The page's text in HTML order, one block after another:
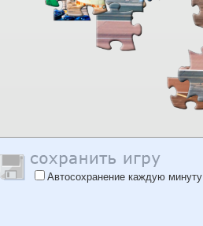
Автосохранение каждую минуту